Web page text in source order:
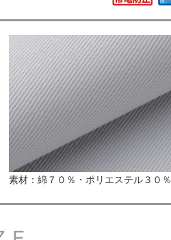
素材：綿７０％・ポリエステル３０％